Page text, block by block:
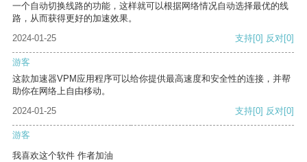
一个自动切换线路的功能，这样就可以根据网络情况自动选择最优的线
路，从而获得更好的加速效果。
2024-01-25
支持[0] 反对[0]
游客
这款加速器VPM应用程序可以给你提供最高速度和安全性的连接，并帮
助你在网络上自由移动。
2024-01-25
支持[0] 反对[0]
游客
我喜欢这个软件 作者加油